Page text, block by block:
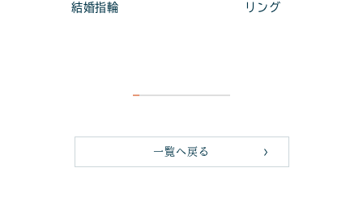
結婚指輪
リング
一覧へ戻る